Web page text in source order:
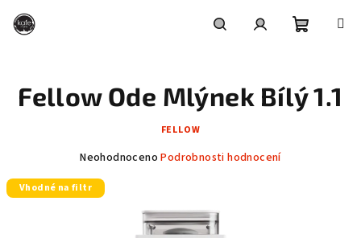
obsah
košík
Fellow Ode Mlýnek Bílý 1.1
FELLOW
Průměrné
produktu
Neohodnoceno Podrobnosti hodnocení
Vhodné na filtr